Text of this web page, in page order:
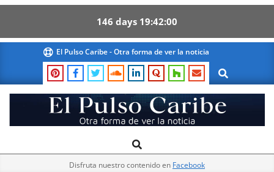
146 days 19 42 00
content
El Pulso Caribe - Otra forma de ver la noticia
Search
El
Pulso
Navigation
Search
Disfruta nuestro contenido en Facebook